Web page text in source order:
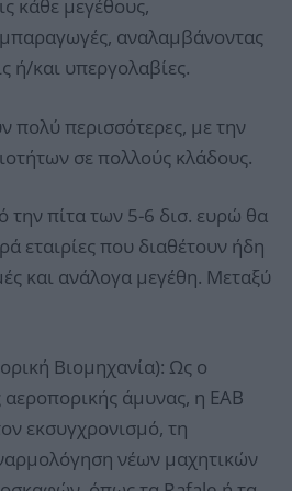
κάθε μεγέθους,
αναλαμβάνοντας
ή/και υπεργολαβίες.
πολύ περισσότερες, με την
σε πολλούς κλάδους.
την πίτα των 5-6 δισ. ευρώ θα
εταιρίες που διαθέτουν ήδη
και ανάλογα μεγέθη. Μεταξύ
Βιομηχανία): Ως ο
άμυνας, η ΕΑΒ
εκσυγχρονισμό, τη
νέων μαχητικών